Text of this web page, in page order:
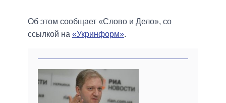
Об этом сообщает «Слово и Дело», со
ссылкой на «Укринформ».